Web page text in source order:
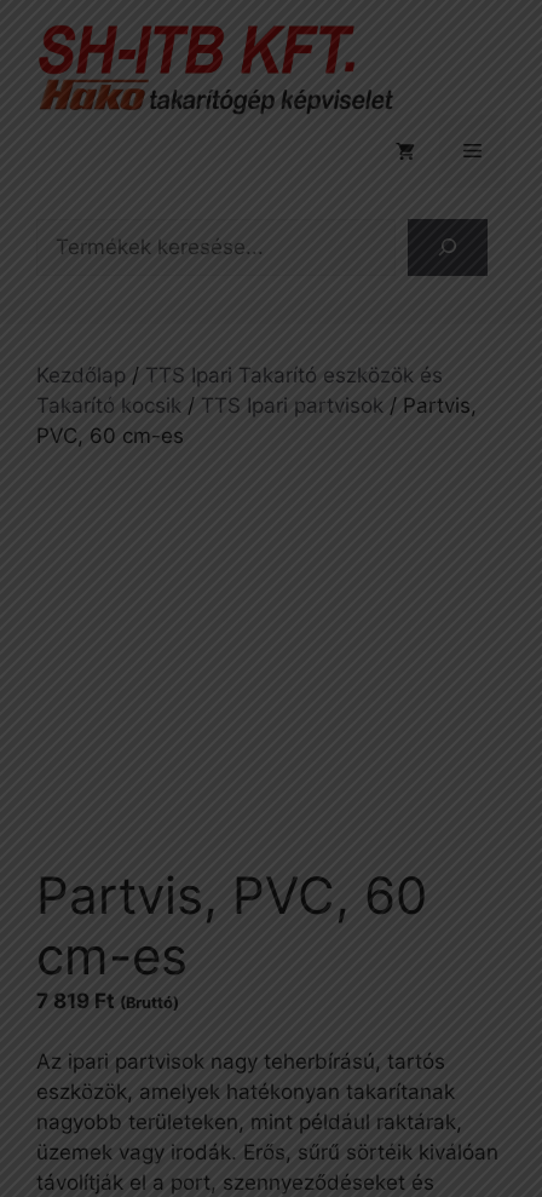
tartalomba
Menü
Kezdőlap / TTS Ipari Takarító eszközök és
Takarító kocsik / TTS Ipari partvisok / Partvis,
PVC, 60 cm-es
Partvis, PVC, 60
cm-es
7 819 Ft (Bruttó)
Az ipari partvisok nagy teherbírású, tartós
eszközök, amelyek hatékonyan takarítanak
nagyobb területeken, mint például raktárak,
üzemek vagy irodák. Erős, sűrű sörtéik kiválóan
távolítják el a port, szennyeződéseket és